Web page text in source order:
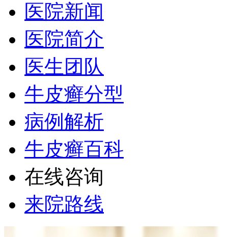
医院新闻
医院简介
医生团队
牛皮癣分型
病例解析
牛皮癣百科
在线咨询
来院路线